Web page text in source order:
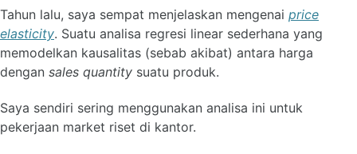
Tahun lalu, saya sempat menjelaskan mengenai price
elasticity. Suatu analisa regresi linear sederhana yang
memodelkan kausalitas (sebab akibat) antara harga
dengan sales quantity suatu produk.
Saya sendiri sering menggunakan analisa ini untuk
pekerjaan market riset di kantor.